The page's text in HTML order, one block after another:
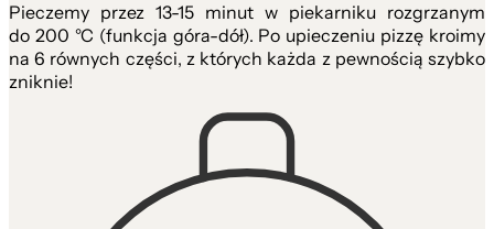
Pieczemy przez 13-15 minut w piekarniku rozgrzanym
do 200 °C (funkcja góra-dół). Po upieczeniu pizzę kroimy
na 6 równych części, z których każda z pewnością szybko
zniknie!